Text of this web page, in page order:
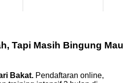
Tapi Masih Bingung Mau
Bakat. Pendaftaran online,